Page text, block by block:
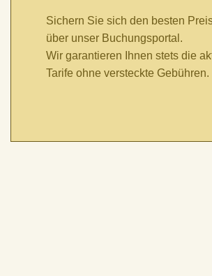
Sichern Sie sich den besten
über unser Buchungsportal.
Wir garantieren Ihnen stets die
Tarife ohne versteckte Gebühren.